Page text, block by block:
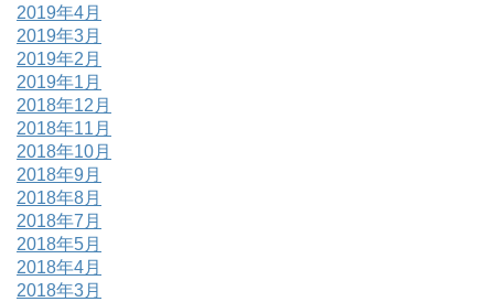
2019年4月
2019年3月
2019年2月
2019年1月
2018年12月
2018年11月
2018年10月
2018年9月
2018年8月
2018年7月
2018年5月
2018年4月
2018年3月